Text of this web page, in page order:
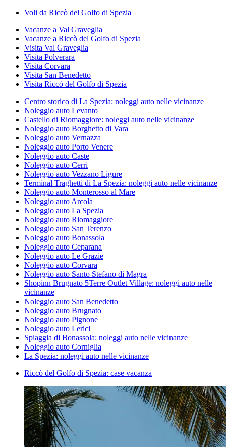
Voli da Riccò del Golfo di Spezia
Vacanze a Val Graveglia
Vacanze a Riccò del Golfo di Spezia
Visita Val Graveglia
Visita Polverara
Visita Corvara
Visita San Benedetto
Visita Riccò del Golfo di Spezia
Centro storico di La Spezia: noleggi auto nelle vicinanze
Noleggio auto Levanto
Castello di Riomaggiore: noleggi auto nelle vicinanze
Noleggio auto Borghetto di Vara
Noleggio auto Vernazza
Noleggio auto Porto Venere
Noleggio auto Caste
Noleggio auto Cerri
Noleggio auto Vezzano Ligure
Terminal Traghetti di La Spezia: noleggi auto nelle vicinanze
Noleggio auto Monterosso al Mare
Noleggio auto Arcola
Noleggio auto La Spezia
Noleggio auto Riomaggiore
Noleggio auto San Terenzo
Noleggio auto Bonassola
Noleggio auto Ceparana
Noleggio auto Le Grazie
Noleggio auto Corvara
Noleggio auto Santo Stefano di Magra
Shopinn Brugnato 5Terre Outlet Village: noleggi auto nelle
vicinanze
Noleggio auto San Benedetto
Noleggio auto Brugnato
Noleggio auto Pignone
Noleggio auto Lerici
Spiaggia di Bonassola: noleggi auto nelle vicinanze
Noleggio auto Corniglia
La Spezia: noleggi auto nelle vicinanze
Riccò del Golfo di Spezia: case vacanza